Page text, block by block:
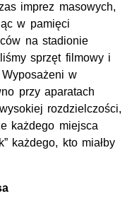
imprez masowych,
w pamięci
na stadionie
sprzęt filmowy i
w
przy aparatach
rozdzielczości,
każdego miejsca
każdego, kto miałby